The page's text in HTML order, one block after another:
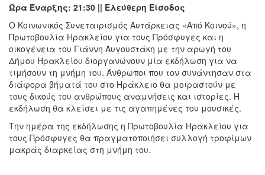
ΠΟΛΙΤΙΣΜΟΣ
ΑΝΘΕΚΤΙΚΗ
ΠΟΛΗ
Ώρα Έναρξης: 21:30 || Ελεύθερη Είσοδος
Ο Κοινωνικός Συνεταιρισμός Αυτάρκειας «Από Κοινού», η
Πρωτοβουλία Ηρακλείου για τους Πρόσφυγες και η
οικογένεια του Γιάννη Αυγουστάκη με την αρωγή του
Δήμου Ηρακλείου διοργανώνουν μία εκδήλωση για να
τιμήσουν τη μνήμη του. Άνθρωποι που τον συνάντησαν στα
διάφορα βήματά του στο Ηράκλειο θα μοιραστούν με
τους δικούς του ανθρώπους αναμνήσεις και ιστορίες. Η
εκδήλωση θα κλείσει με τις αγαπημένες του μουσικές.
Την ημέρα της εκδήλωσης η Πρωτοβουλία Ηρακλείου για
τους Πρόσφυγες θα πραγματοποιήσει συλλογή τροφίμων
μακράς διαρκείας στη μνήμη του.